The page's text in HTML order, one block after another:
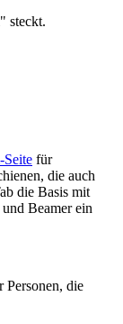
steckt.
für
die auch
die Basis mit
Beamer ein
Personen, die